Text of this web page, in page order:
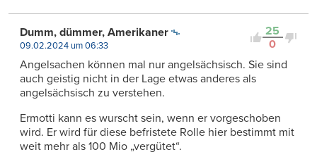
25
0
Dumm, dümmer, Amerikaner
09.02.2024 um 06:33
Angelsachen können mal nur angelsächsisch. Sie sind
auch geistig nicht in der Lage etwas anderes als
angelsächsisch zu verstehen.
Ermotti kann es wurscht sein, wenn er vorgeschoben
wird. Er wird für diese befristete Rolle hier bestimmt mit
weit mehr als 100 Mio „vergütet“.